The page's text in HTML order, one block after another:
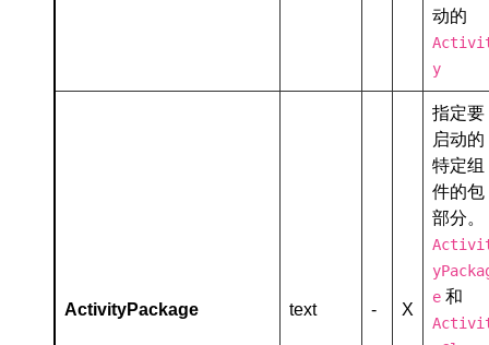
动的
y
ActivityPackage text - X
指定要
启动的
特定组
件的包
部分。
e和